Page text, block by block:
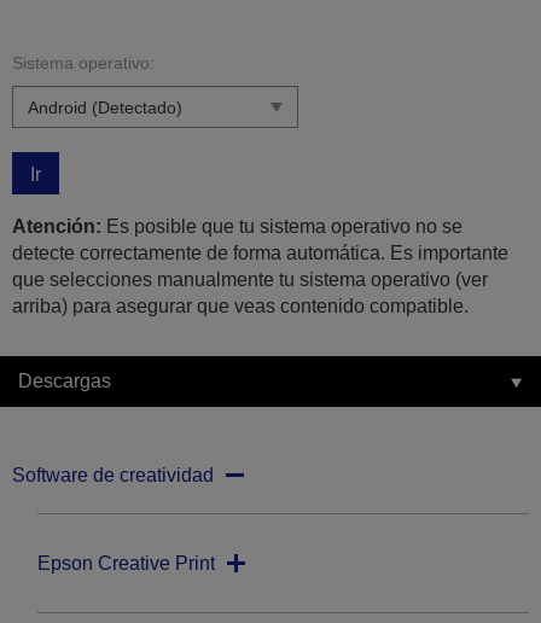
Sistema operativo:
Ir
Atención: Es posible que tu sistema operativo no se
detecte correctamente de forma automática. Es importante
que selecciones manualmente tu sistema operativo (ver
arriba) para asegurar que veas contenido compatible.
Descargas
Software de creatividad
Epson Creative Print